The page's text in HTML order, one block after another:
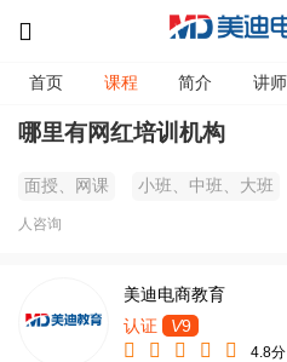
首页 课程 简介 讲师
哪里有网红培训机构
面授、网课 小班、中班、大班
人咨询
美迪电商教育
认证
V9
4.8分